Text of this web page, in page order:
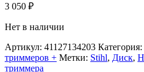
3 050 ₽
Нет в наличии
Артикул: 41127134203 Категория:
триммеров + Метки: Stihl, Диск,
триммера